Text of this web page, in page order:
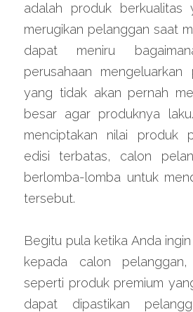
adalah produk berkualitas
merugikan pelanggan saat
dapat meniru
perusahaan mengeluarkan
yang tidak akan pernah
besar agar produknya
menciptakan nilai produk
edisi terbatas, calon
berlomba-lomba untuk
tersebut.
Begitu pula ketika Anda
kepada calon
seperti produk premium
dapat dipastikan